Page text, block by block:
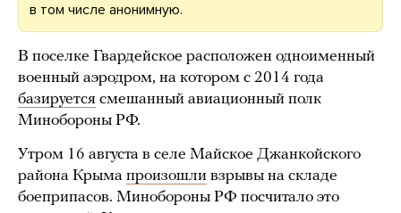
в том числе анонимную.
В поселке Гвардейское расположен одноименный
военный аэродром, на котором с 2014 года
базируется смешанный авиационный полк
Минобороны РФ.
Утром 16 августа в селе Майское Джанкойского
района Крыма произошли взрывы на складе
боеприпасов. Минобороны РФ посчитало это